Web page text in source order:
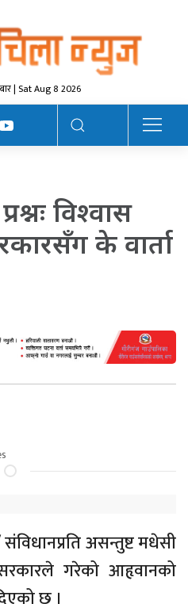
| Sat Aug 8 2026
विश्वास
के वार्ता
असन्तुष्ट मधेसी
सरकारले गरेको आहृवानको